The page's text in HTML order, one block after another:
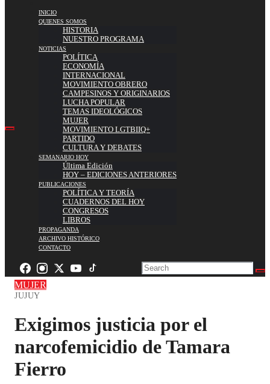
INICIO
QUIENES SOMOS
HISTORIA
NUESTRO PROGRAMA
NOTICIAS
POLÍTICA
ECONOMÍA
INTERNACIONAL
MOVIMIENTO OBRERO
CAMPESINOS Y ORIGINARIOS
LUCHA POPULAR
TEMAS IDEOLÓGICOS
MUJER
MOVIMIENTO LGTBIIQ+
PARTIDO
CULTURA Y DEBATES
SEMANARIO HOY
Última Edición
HOY – EDICIONES ANTERIORES
PUBLICACIONES
POLÍTICA Y TEORÍA
CUADERNOS DEL HOY
CONGRESOS
LIBROS
PROPAGANDA
ARCHIVO HISTÓRICO
CONTACTO
MUJER
JUJUY
Exigimos justicia por el
narcofemicidio de Tamara
Fierro